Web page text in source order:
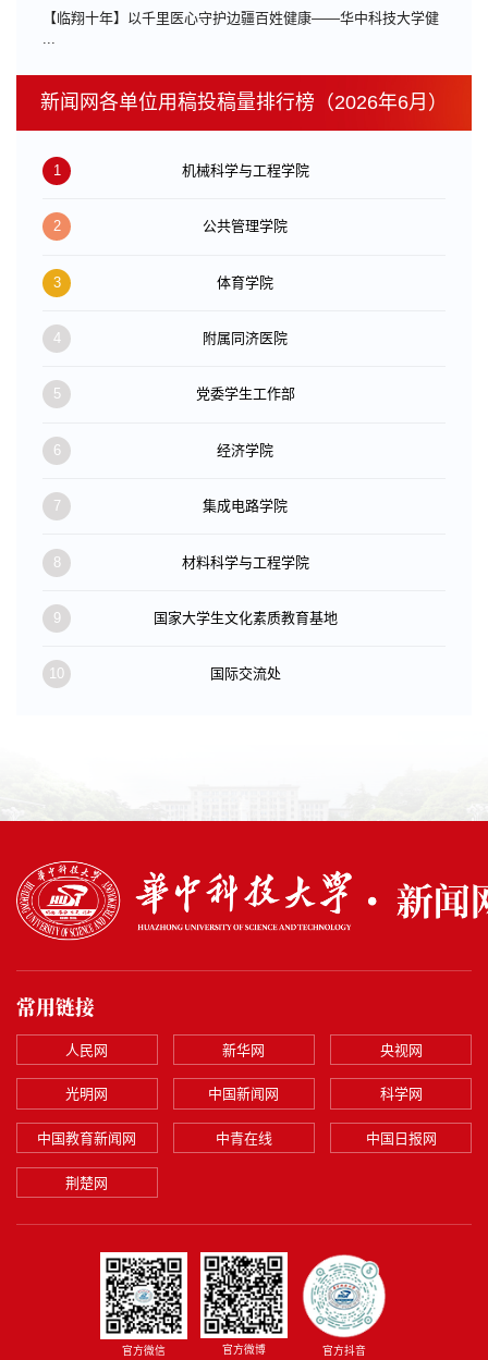
【临翔十年】以千里医心守护边疆百姓健康——华中科技大学健
新闻网各单位用稿投稿量排行榜（2026年6月）
1 机械科学与工程学院
2 公共管理学院
3 体育学院
4 附属同济医院
5 党委学生工作部
6 经济学院
7 集成电路学院
8 材料科学与工程学院
9 国家大学生文化素质教育基地
10 国际交流处
常用链接
人民网 新华网 央视网
光明网 中国新闻网 科学网
中国教育新闻网 中青在线 中国日报网
荆楚网
官方微信 官方微博 官方抖音